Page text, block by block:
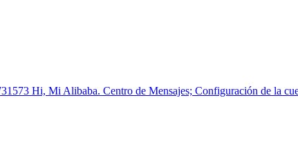
Hi, Mi Alibaba. Centro de Mensajes; Configuración de la